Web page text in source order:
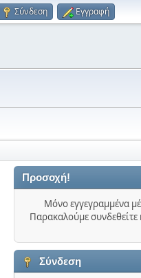
Σύνδεση Εγγραφή
Προσοχή!
Μόνο εγγεγραμμένα
Παρακαλούμε συνδεθείτε
Σύνδεση